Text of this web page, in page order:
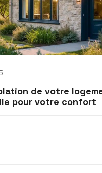
de votre
pour votre confort